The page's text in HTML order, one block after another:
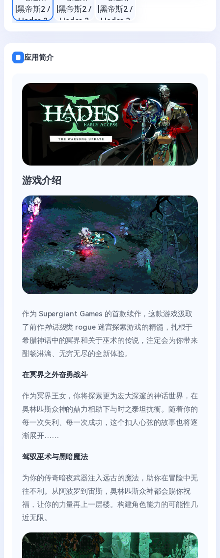
应用简介
游戏介绍
作为 Supergiant Games 的首款续作，这款游戏汲取
了前作神话级类 rogue 迷宫探索游戏的精髓，扎根于
希腊神话中的冥界和关于巫术的传说，注定会为你带来
酣畅淋漓、无穷无尽的全新体验。
在冥界之外奋勇战斗
作为冥界王女，你将探索更为宏大深邃的神话世界，在
奥林匹斯众神的鼎力相助下与时之泰坦抗衡。随着你的
每一次失利、每一次成功，这个扣人心弦的故事也将逐
渐展开……
驾驭巫术与黑暗魔法
为你的传奇暗夜武器注入远古的魔法，助你在冒险中无
往不利。从阿波罗到宙斯，奥林匹斯众神都会赐你祝
福，让你的力量再上一层楼。构建角色能力的可能性几
近无限。